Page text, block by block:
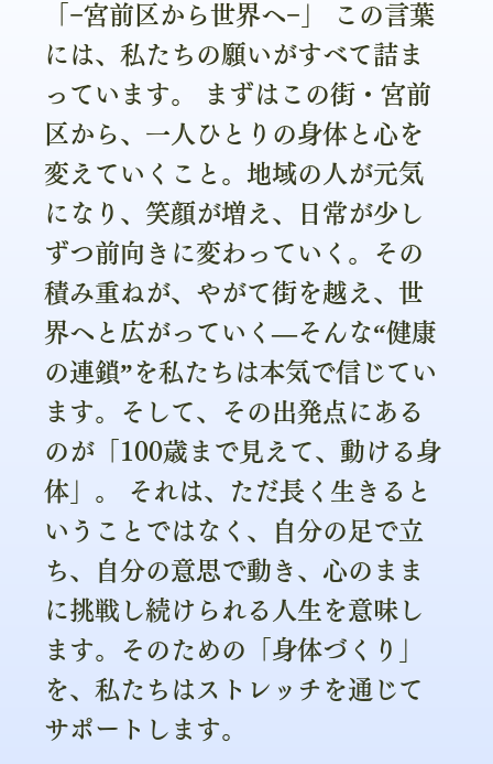
「−宮前区から世界へ−」 この言葉
には、私たちの願いがすべて詰ま
っています。 まずはこの街・宮前
区から、一人ひとりの身体と心を
変えていくこと。地域の人が元気
になり、笑顔が増え、日常が少し
ずつ前向きに変わっていく。その
積み重ねが、やがて街を越え、世
界へと広がっていく—そんな“健康
の連鎖”を私たちは本気で信じてい
ます。そして、その出発点にある
のが「100歳まで見えて、動ける身
体」。 それは、ただ長く生きると
いうことではなく、自分の足で立
ち、自分の意思で動き、心のまま
に挑戦し続けられる人生を意味し
ます。そのための「身体づくり」
を、私たちはストレッチを通じて
サポートします。